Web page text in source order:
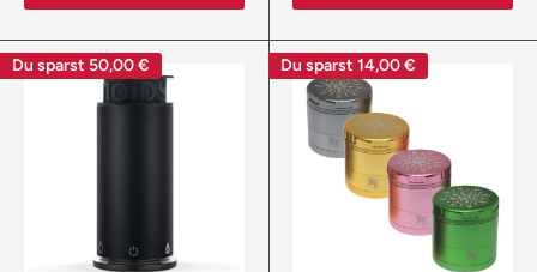
Du sparst 50,00 € Du sparst 14,00 €